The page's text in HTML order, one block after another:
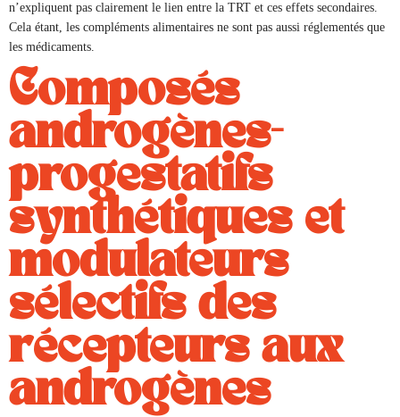
n’expliquent pas clairement le lien entre la TRT et ces effets secondaires.
Cela étant, les compléments alimentaires ne sont pas aussi réglementés que
les médicaments.
Composés
androgènes-
progestatifs
synthétiques et
modulateurs
sélectifs des
récepteurs aux
androgènes